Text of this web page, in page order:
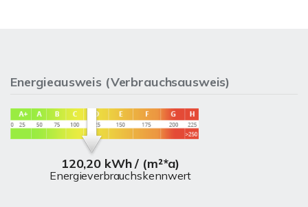
Energieausweis (Verbrauchsausweis)
120,20 kWh / (m²*a)
Energieverbrauchskennwert